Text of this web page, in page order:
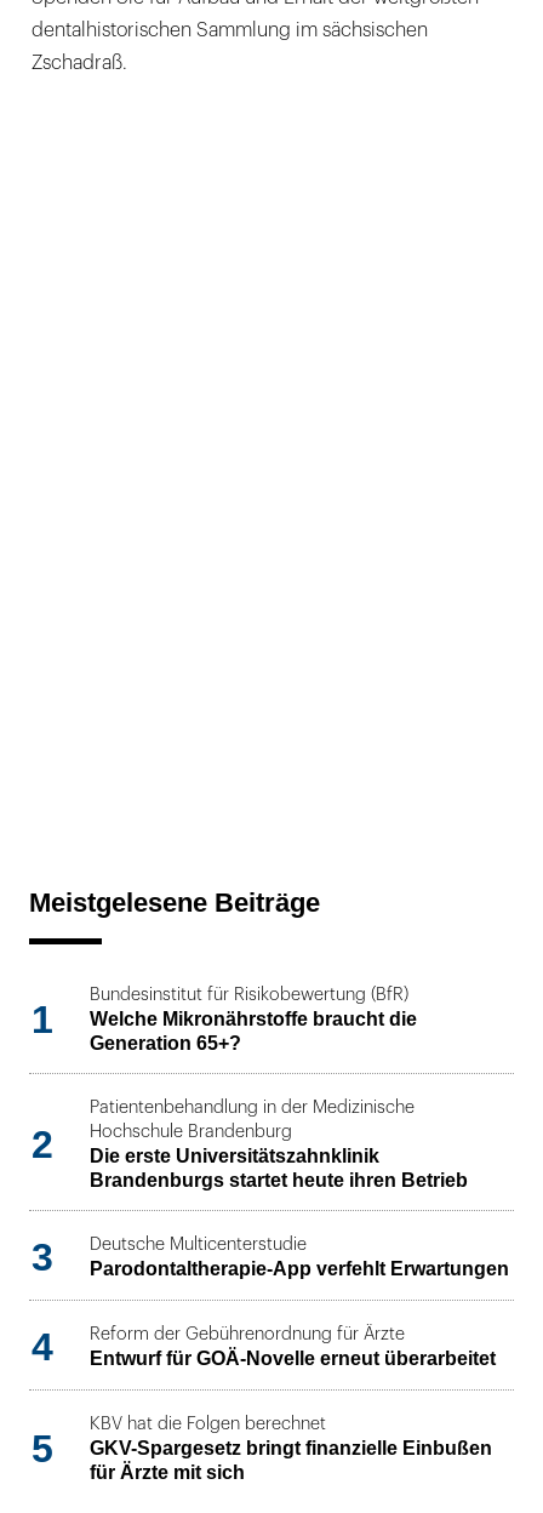
dentalhistorischen Sammlung im sächsischen
Zschadraß.
Meistgelesene Beiträge
1
Bundesinstitut für Risikobewertung (BfR)
Welche Mikronährstoffe braucht die
Generation 65+?
2
Patientenbehandlung in der Medizinische
Hochschule Brandenburg
Die erste Universitätszahnklinik
Brandenburgs startet heute ihren Betrieb
3 Deutsche Multicenterstudie
Parodontaltherapie-App verfehlt Erwartungen
4 Reform der Gebührenordnung für Ärzte
Entwurf für GOÄ-Novelle erneut überarbeitet
5
KBV hat die Folgen berechnet
GKV-Spargesetz bringt finanzielle Einbußen
für Ärzte mit sich